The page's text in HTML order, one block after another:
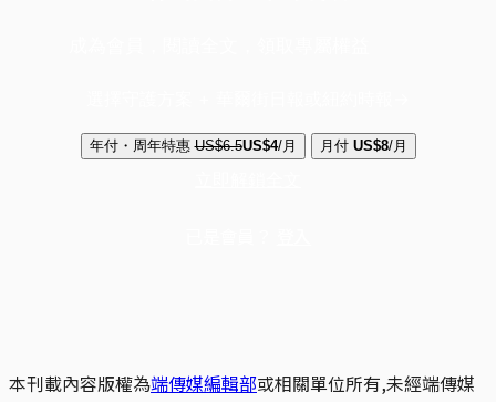
年付・周年特惠 US$6.5US$4/月 月付 US$8/月
本刊載內容版權為端傳媒編輯部或相關單位所有,未經端傳媒